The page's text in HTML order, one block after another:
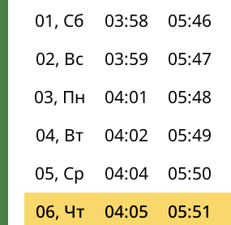
01, Сб 03:58 05:46
02, Вс
03:59 05:47
03, Пн
04:01 05:48
04, Вт
04:02 05:49
05, Ср
04:04 05:50
06, Чт
04:05 05:51